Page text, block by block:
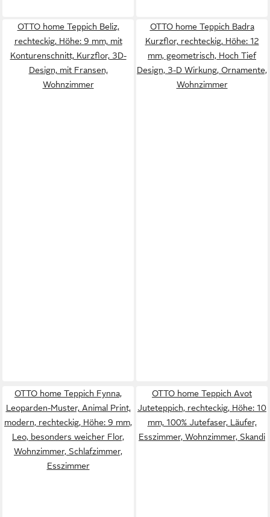
OTTO home Teppich Beliz,
rechteckig, Höhe: 9 mm, mit
Konturenschnitt, Kurzflor, 3D-
Design, mit Fransen,
Wohnzimmer
OTTO home Teppich Badra
Kurzflor, rechteckig, Höhe: 12
mm, geometrisch, Hoch Tief
Design, 3-D Wirkung, Ornamente,
Wohnzimmer
OTTO home Teppich Fynna,
Leoparden-Muster, Animal Print,
modern, rechteckig, Höhe: 9 mm,
Leo, besonders weicher Flor,
Wohnzimmer, Schlafzimmer,
Esszimmer
OTTO home Teppich Avot
Juteteppich, rechteckig, Höhe: 10
mm, 100% Jutefaser, Läufer,
Esszimmer, Wohnzimmer, Skandi